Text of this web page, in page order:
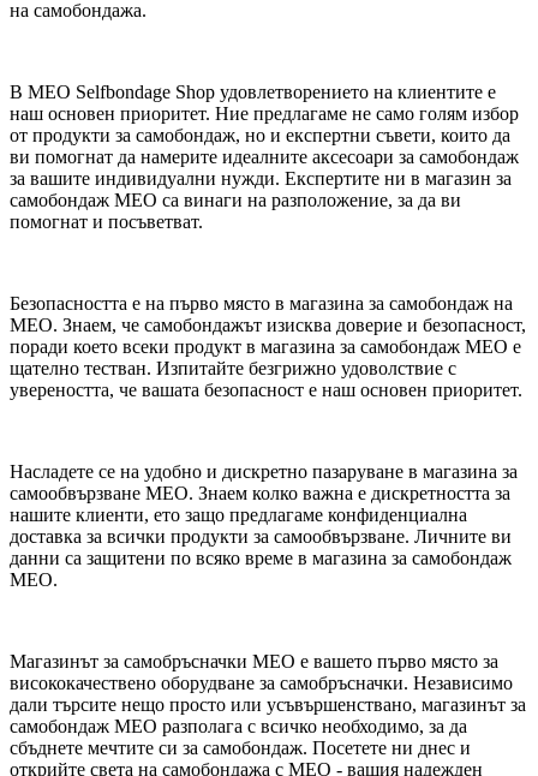
на самобондажа.
В MEO Selfbondage Shop удовлетворението на клиентите е
наш основен приоритет. Ние предлагаме не само голям избор
от продукти за самобондаж, но и експертни съвети, които да
ви помогнат да намерите идеалните аксесоари за самобондаж
за вашите индивидуални нужди. Експертите ни в магазин за
самобондаж MEO са винаги на разположение, за да ви
помогнат и посъветват.
Безопасността е на първо място в магазина за самобондаж на
MEO. Знаем, че самобондажът изисква доверие и безопасност,
поради което всеки продукт в магазина за самобондаж MEO е
щателно тестван. Изпитайте безгрижно удоволствие с
увереността, че вашата безопасност е наш основен приоритет.
Насладете се на удобно и дискретно пазаруване в магазина за
самообвързване MEO. Знаем колко важна е дискретността за
нашите клиенти, ето защо предлагаме конфиденциална
доставка за всички продукти за самообвързване. Личните ви
данни са защитени по всяко време в магазина за самобондаж
MEO.
Магазинът за самобръсначки MEO е вашето първо място за
висококачествено оборудване за самобръсначки. Независимо
дали търсите нещо просто или усъвършенствано, магазинът за
самобондаж MEO разполага с всичко необходимо, за да
сбъднете мечтите си за самобондаж. Посетете ни днес и
открийте света на самобондажа с MEO - вашия надежден